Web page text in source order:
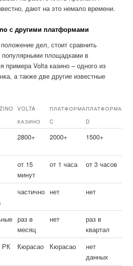
дают на это немало времени.
с другими платформами
дел, стоит сравнить
популярными площадками в
примера Volta казино – одного из
а также две другие известные
VOLTA
КАЗИНО
ПЛАТФОРМА
C
ПЛАТФОРМА
D
2800+ 2000+ 1500+
от 15
минут
от 1 часа от 3 часов
частично нет нет
раз в
месяц
нет
раз в
квартал
РК Кюрасао Кюрасао
нет
данных